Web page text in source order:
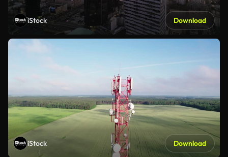
iStock Download
iStock Download